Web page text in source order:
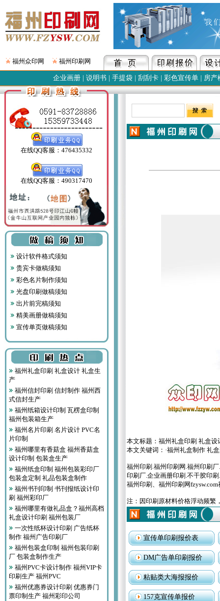
福州众印网 福州印刷网
企业画册| 说明书 手提袋| 刮刮卡| 彩色宣传单| 房产
在线QQ客服：476435332
在线QQ客服：490317470
设计软件格式须知
贵宾卡做稿须知
彩色名片制作须知
光盘印刷做稿须知
出片前完稿须知
精美画册做稿须知
宣传单页做稿须知
福州礼盒印刷 礼盒设计 礼盒生
产
福州信封印刷 信封制作 福州西
式信封生产
福州纸箱设计印制 瓦楞盒印制
福州包装箱生产
福州名片印刷 名片设计 PVC名
片印制
福州哪里有香菇盒 福州香菇盒
设计印制 包装盒生产
福州纸盒印制 福州包装彩印厂
包装盒定制 礼品包装盒制作
福州书刊印制 书刊报纸设计印
刷 福州彩印厂
福州哪里有做礼品盒？福州高档
礼盒设计印刷 福州包装厂
一次性纸杯设计印刷 广告纸杯
制作 福州广告印刷厂
福州包装盒印制 福州包装印刷
厂 包装盒制作生产
福州PVC卡设计制作 福州VIP卡
印刷生产 福州PVC
福州优惠券设计印刷 优惠券门
票印制生产 福州彩印公司
本文标题： 福州礼盒印刷 礼盒设
本文关键词：·福州礼盒制作 礼
福州印刷.福州印刷网.福州印刷
印刷厂.企业画册印刷.不干胶印
福州印刷、福州印刷网
注：因印刷原材料价格浮动频繁
宣传单印刷报价表
DM广告单印刷报价
粘贴类大海报报价
157克宣传单报价